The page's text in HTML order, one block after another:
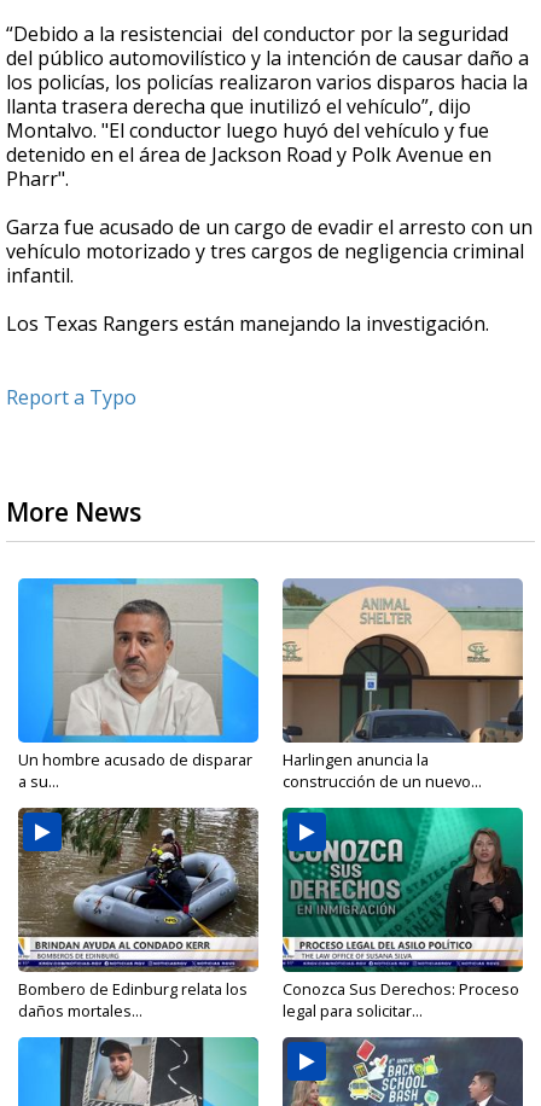
“Debido a la resistenciai del conductor por la seguridad
del público automovilístico y la intención de causar daño a
los policías, los policías realizaron varios disparos hacia la
llanta trasera derecha que inutilizó el vehículo”, dijo
Montalvo. "El conductor luego huyó del vehículo y fue
detenido en el área de Jackson Road y Polk Avenue en
Pharr".
Garza fue acusado de un cargo de evadir el arresto con un
vehículo motorizado y tres cargos de negligencia criminal
infantil.
Los Texas Rangers están manejando la investigación.
Report a Typo
More News
Un hombre acusado de disparar
a su...
Harlingen anuncia la
construcción de un nuevo...
Bombero de Edinburg relata los
daños mortales...
Conozca Sus Derechos: Proceso
legal para solicitar...